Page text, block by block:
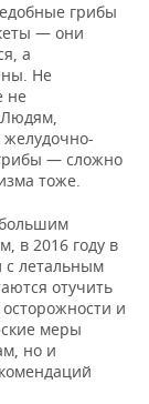
грибы
— они
а
Не
не
Людям,
— сложно
тоже.
в 2016 году в
с летальным
отучить
и
меры
но и